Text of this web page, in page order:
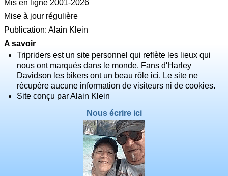
Mis en ligne 2001-2026
Mise à jour régulière
Publication: Alain Klein
A savoir
Tripriders est un site personnel qui reflète les lieux qui
nous ont marqués dans le monde. Fans d'Harley
Davidson les bikers ont un beau rôle ici. Le site ne
récupère aucune information de visiteurs ni de cookies.
Site conçu par Alain Klein
Nous écrire ici